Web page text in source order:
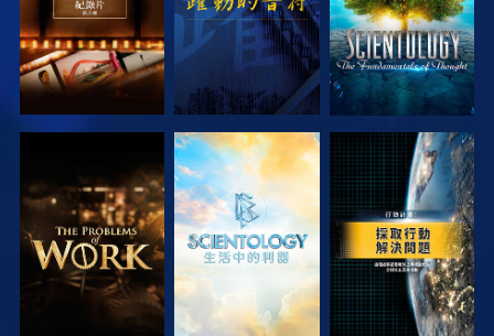
探索系列節目 探索系列節目 觀看